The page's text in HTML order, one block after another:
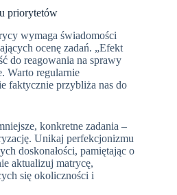
priorytetów
wymaga świadomości
ocenę zadań. „Efekt
do reagowania na sprawy
Warto regularnie
faktycznie przybliża nas do
konkretne zadania –
Unikaj perfekcjonizmu
doskonałości, pamiętając o
aktualizuj matrycę,
się okoliczności i